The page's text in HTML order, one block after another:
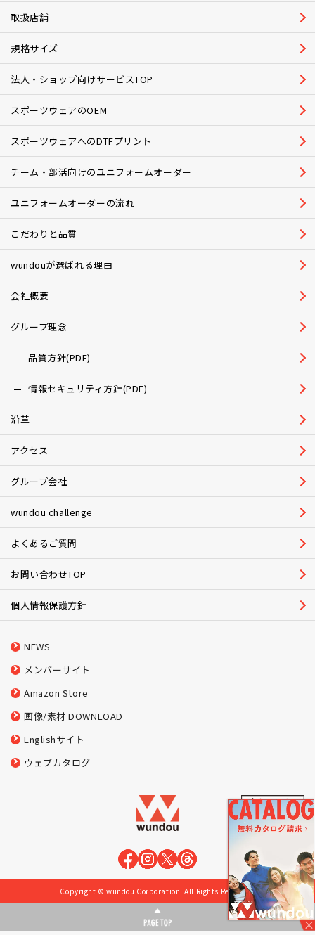
取扱店舗
規格サイズ
法人・ショップ向けサービスTOP
スポーツウェアのOEM
スポーツウェアへのDTFプリント
チーム・部活向けのユニフォームオーダー
ユニフォームオーダーの流れ
こだわりと品質
wundouが選ばれる理由
会社概要
グループ理念
品質方針(PDF)
情報セキュリティ方針(PDF)
沿革
アクセス
グループ会社
wundou challenge
よくあるご質問
お問い合わせTOP
個人情報保護方針
NEWS
メンバーサイト
Amazon Store
画像/素材 DOWNLOAD
Englishサイト
ウェブカタログ
Copyright © wundou Corporation. All Rights Reserved.